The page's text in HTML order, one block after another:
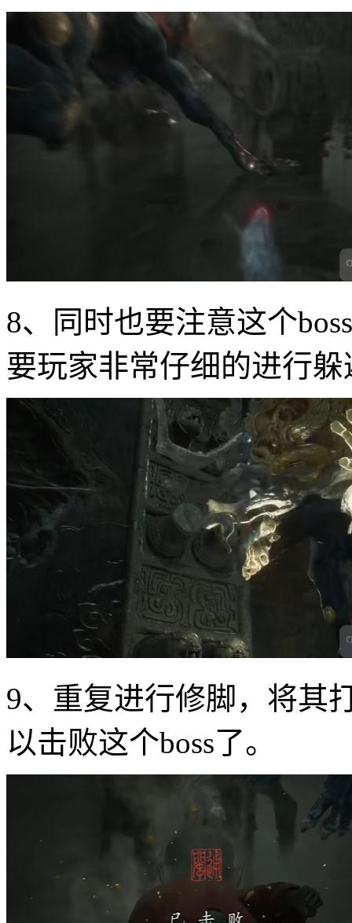
8、同时也要注意这个
要玩家非常仔细的进行躲
9、重复进行修脚，将其
以击败这个boss了。